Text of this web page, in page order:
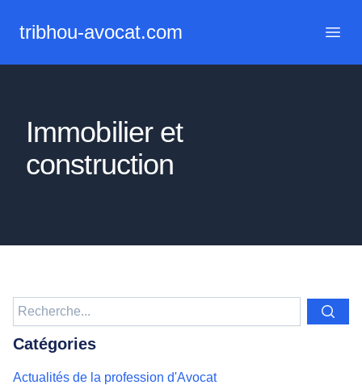
tribhou-avocat.com
Immobilier et
construction
Catégories
Actualités de la profession d'Avocat